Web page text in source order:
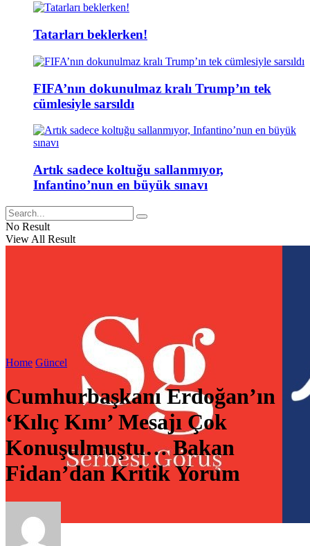
Tatarları beklerken!
FIFA’nın dokunulmaz kralı Trump’ın tek
cümlesiyle sarsıldı
Artık sadece koltuğu sallanmıyor,
Infantino’nun en büyük sınavı
No Result
View All Result
Home Güncel
Cumhurbaşkanı Erdoğan’ın
‘Kılıç Kını’ Mesajı Çok
Konuşulmuştu… Bakan
Fidan’dan Kritik Yorum